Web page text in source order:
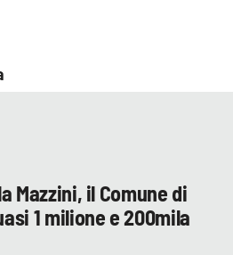
Mazzini, il Comune di
1 milione e 200mila